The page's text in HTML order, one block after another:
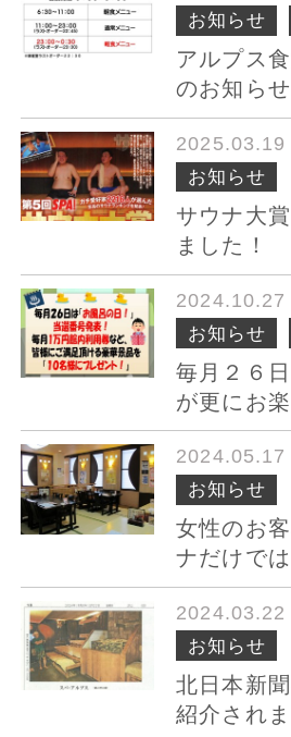
お知らせ
アルプス
のお知らせ
2025.03.19
お知らせ
サウナ大
ました！
2024.10.27
お知らせ
毎月２６
が更にお
す♪
2024.05.17
お知らせ
女性のお
ナだけで
2024.03.22
お知らせ
北日本新
紹介されま